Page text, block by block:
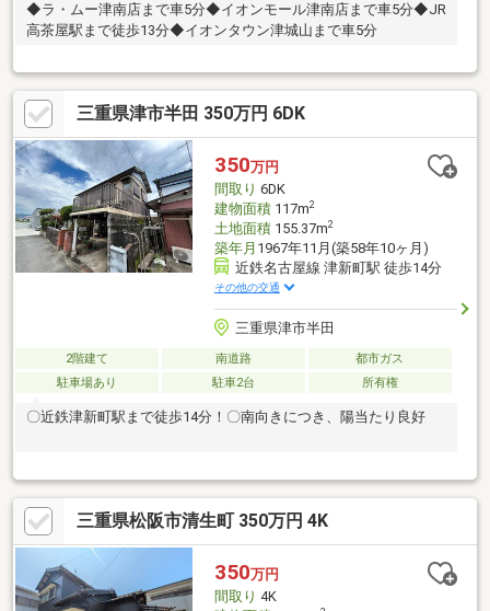
◆ラ・ムー津南店まで車5分◆イオンモール津南店まで車5分◆JR
高茶屋駅まで徒歩13分◆イオンタウン津城山まで車5分
三重県津市半田 350万円 6DK
350万円
間取り 6DK
建物面積117m2
土地面積155.37m2
築年月 1967年11月(築58年10ヶ月)
近鉄名古屋線 津新町駅 徒歩14分
その他の交通
三重県津市半田
2階建て 南道路
都市ガス
駐車場あり
駐車2台 所有権
〇近鉄津新町駅まで徒歩14分！〇南向きにつき、陽当たり良好
三重県松阪市清生町 350万円 4K
350万円
間取り 4K